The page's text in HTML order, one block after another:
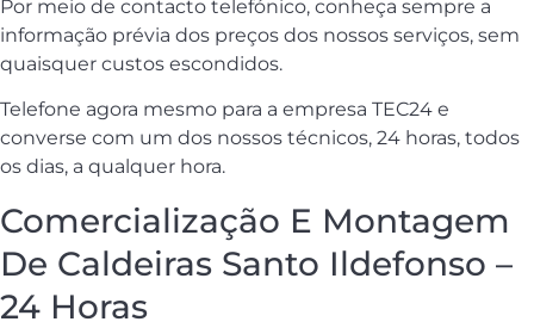
Por meio de contacto telefónico, conheça sempre a
informação prévia dos preços dos nossos serviços, sem
quaisquer custos escondidos.
Telefone agora mesmo para a empresa TEC24 e
converse com um dos nossos técnicos, 24 horas, todos
os dias, a qualquer hora.
Comercialização E Montagem
De Caldeiras Santo Ildefonso –
24 Horas